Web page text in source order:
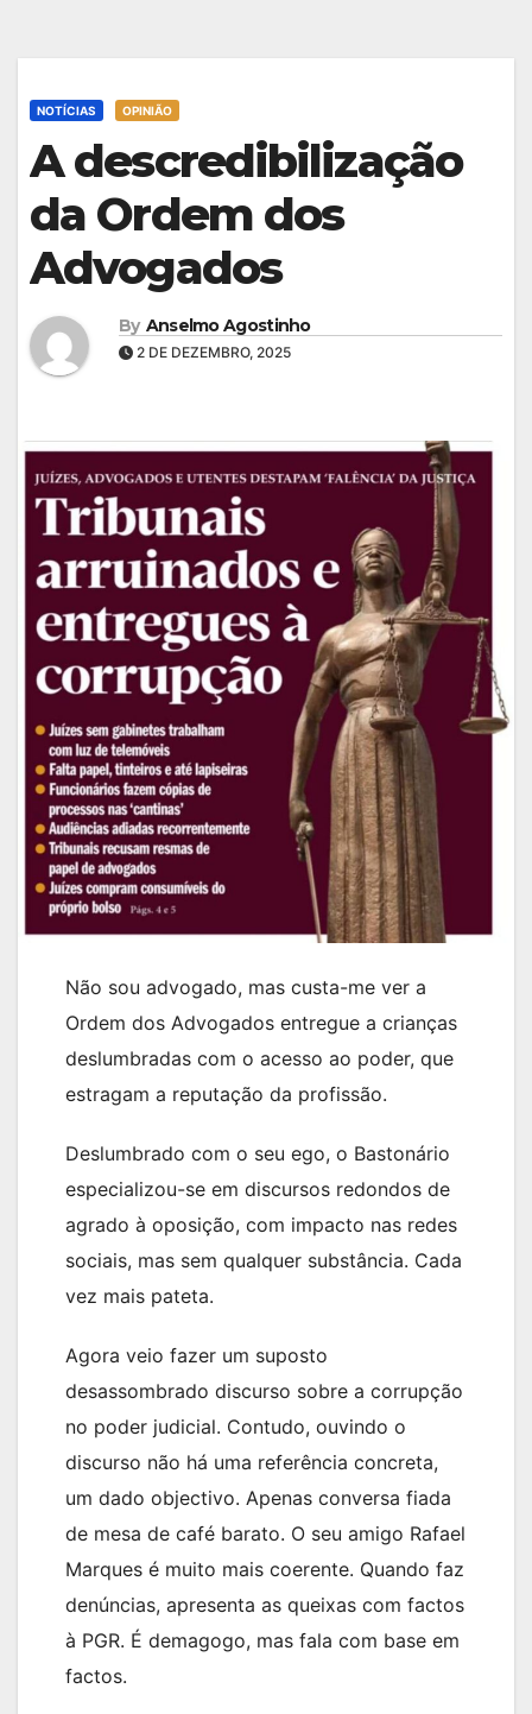
NOTÍCIAS OPINIÃO
A descredibilização
da Ordem dos
Advogados
By Anselmo Agostinho
2 DE DEZEMBRO, 2025
Não sou advogado, mas custa-me ver a
Ordem dos Advogados entregue a crianças
deslumbradas com o acesso ao poder, que
estragam a reputação da profissão.
Deslumbrado com o seu ego, o Bastonário
especializou-se em discursos redondos de
agrado à oposição, com impacto nas redes
sociais, mas sem qualquer substância. Cada
vez mais pateta.
Agora veio fazer um suposto
desassombrado discurso sobre a corrupção
no poder judicial. Contudo, ouvindo o
discurso não há uma referência concreta,
um dado objectivo. Apenas conversa fiada
de mesa de café barato. O seu amigo Rafael
Marques é muito mais coerente. Quando faz
denúncias, apresenta as queixas com factos
à PGR. É demagogo, mas fala com base em
factos.